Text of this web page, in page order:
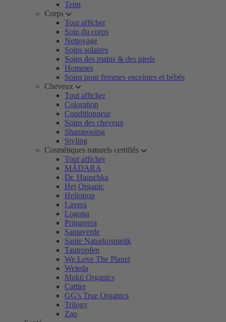
Teint
Corps
Tout afficher
Soin du corps
Nettoyage
Soins solaires
Soins des mains & des pieds
Hommes
Soins pour femmes enceintes et bébés
Cheveux
Tout afficher
Coloration
Conditionneur
Soins des cheveux
Shampooing
Styling
Cosmétiques naturels certifiés
Tout afficher
MÁDARA
Dr. Hauschka
Hej Organic
Heliotrop
Lavera
Logona
Primavera
Santaverde
Sante Naturkosmetik
Tautropfen
We Love The Planet
Weleda
Mukti Organics
Cattier
GG's True Organics
Trilogy
Zao